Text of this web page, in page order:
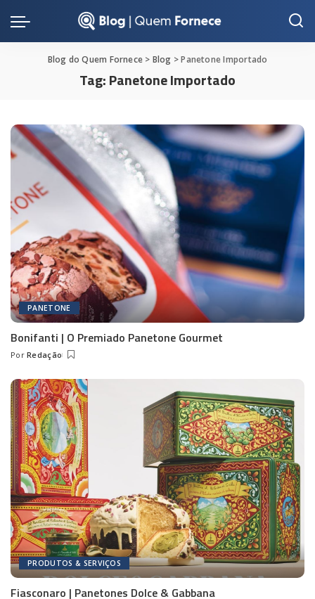
Blog do Quem Fornece > Blog >Panetone Importado
Tag:Panetone Importado
PANETONE
Bonifanti | O Premiado Panetone Gourmet
Posted
Por Redação
PRODUTOS & SERVIÇOS
Fiasconaro | Panetones Dolce & Gabbana